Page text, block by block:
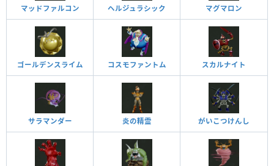
マッドファルコン ヘルジュラシック マグマロン
ゴールデンスライム コスモファントム スカルナイト
サラマンダー 炎の精霊 がいこつけんし